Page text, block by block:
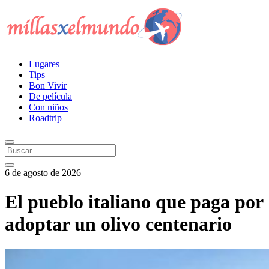
Lugares
Tips
Bon Vivir
De película
Con niños
Roadtrip
6 de agosto de 2026
El pueblo italiano que paga por
adoptar un olivo centenario